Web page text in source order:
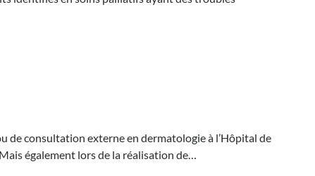
de consultation externe en dermatologie à l’Hôpital de
également lors de la réalisation de…